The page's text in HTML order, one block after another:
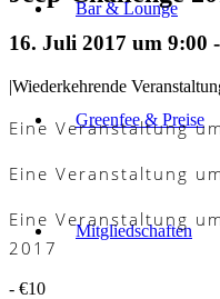
Bar & Lounge
Greenfee & Preise
Mitgliedschaften
16. Juli 2017 um 9:00 -
|Wiederkehrende
Eine Veranstaltung
Eine Veranstaltung
Eine Veranstaltung
2017
- €10